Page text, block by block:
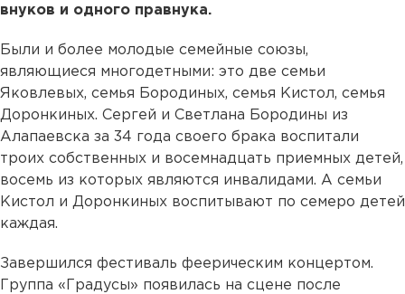
внуков и одного правнука.
Были и более молодые семейные союзы,
являющиеся многодетными: это две семьи
Яковлевых, семья Бородиных, семья Кистол, семья
Доронкиных. Сергей и Светлана Бородины из
Алапаевска за 34 года своего брака воспитали
троих собственных и восемнадцать приемных детей,
восемь из которых являются инвалидами. А семьи
Кистол и Доронкиных воспитывают по семеро детей
каждая.
Завершился фестиваль феерическим концертом.
Группа «Градусы» появилась на сцене после